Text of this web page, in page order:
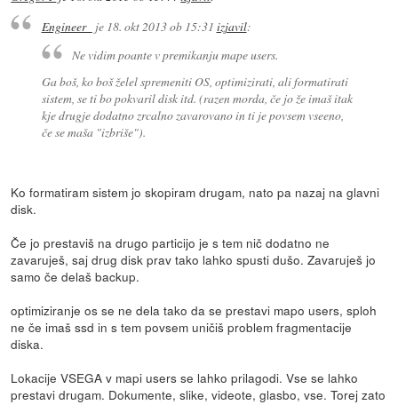
Engineer_ je 18. okt 2013 ob 15:31 izjavil:
Ne vidim poante v premikanju mape users.
Ga boš, ko boš želel spremeniti OS, optimizirati, ali formatirati
sistem, se ti bo pokvaril disk itd. (razen morda, če jo že imaš itak
kje drugje dodatno zrcalno zavarovano in ti je povsem vseeno,
če se maša "izbriše").
Ko formatiram sistem jo skopiram drugam, nato pa nazaj na glavni
disk.
Če jo prestaviš na drugo particijo je s tem nič dodatno ne
zavaruješ, saj drug disk prav tako lahko spusti dušo. Zavaruješ jo
samo če delaš backup.
optimiziranje os se ne dela tako da se prestavi mapo users, sploh
ne če imaš ssd in s tem povsem uničiš problem fragmentacije
diska.
Lokacije VSEGA v mapi users se lahko prilagodi. Vse se lahko
prestavi drugam. Dokumente, slike, videote, glasbo, vse. Torej zato